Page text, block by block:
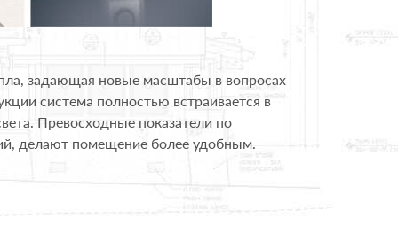
задающая новые масштабы в вопросах
система полностью встраивается в
Превосходные показатели по
делают помещение более удобным.